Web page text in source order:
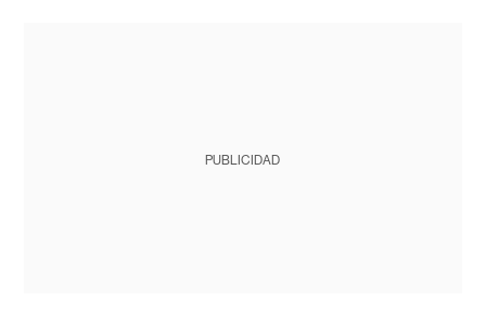
PUBLICIDAD